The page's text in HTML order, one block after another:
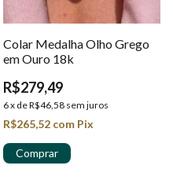
Colar Medalha Olho Grego
em Ouro 18k
R$279,49
6x deR$46,58 sem juros
R$265,52 com Pix